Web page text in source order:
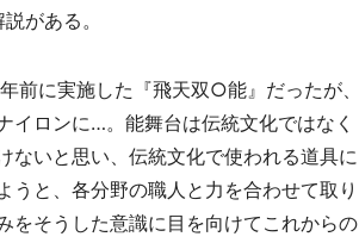
がある。
に実施した『飛天双○能』だったが、
イロンに…。能舞台は伝統文化ではなく
ないと思い、伝統文化で使われる道具に
と、各分野の職人と力を合わせて取り
をそうした意識に目を向けてこれからの